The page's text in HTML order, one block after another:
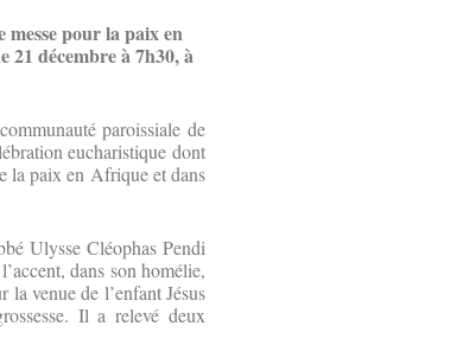
messe pour la paix en
21 décembre à 7h30, à
paroissiale de
eucharistique dont
la paix en Afrique et dans
Ulysse Cléophas Pendi
dans son homélie,
la venue de l’enfant Jésus
Il a relevé deux